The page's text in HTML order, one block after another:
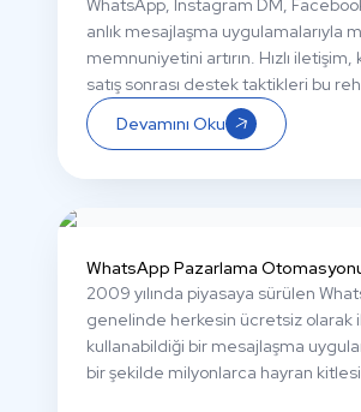
WhatsApp, Instagram DM,
anlık mesajlaşma uygulamalarıyla
memnuniyetini artırın. Hızlı
satış sonrası destek taktikleri bu
Devamını Oku
WhatsApp Pazarlama
2009 yılında piyasaya sürülen
genelinde herkesin ücretsiz olarak
kullanabildiği bir mesajlaşma
bir şekilde milyonlarca hayran